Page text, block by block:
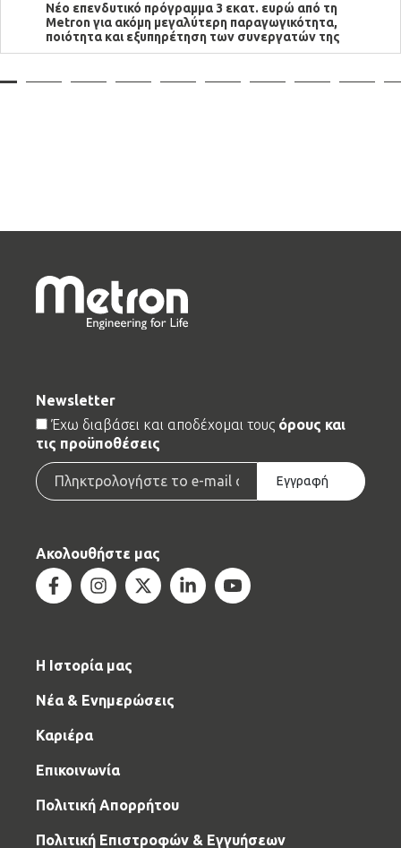
Νέο επενδυτικό πρόγραμμα 3 εκατ. ευρώ από τη
Metron για ακόμη μεγαλύτερη παραγωγικότητα,
ποιότητα και εξυπηρέτηση των συνεργατών της
Newsletter
Terms
Έχω διαβάσει και αποδέχομαι τους όρους και
τις προϋποθέσεις
Email
Εγγραφή
Ακολουθήστε μας
FacebookInstagramTwitterLinkedinYoutube
Η Ιστορία μας
Νέα & Ενημερώσεις
Καριέρα
Επικοινωνία
Πολιτική Απορρήτου
Πολιτική Επιστροφών & Εγγυήσεων